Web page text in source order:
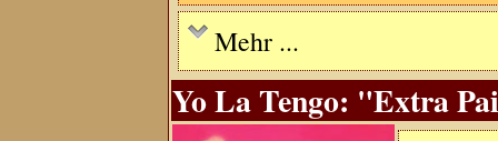
Mehr ...
Yo La Tengo: "Extra